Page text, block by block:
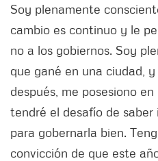
Soy plenamente
cambio es continuo y le
no a los gobiernos. Soy
que gané en una ciudad,
después, me posesiono
tendré el desafío de
para gobernarla bien.
convicción de que este